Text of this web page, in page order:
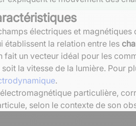
électriques et
établissent la relation entre les
un vecteur idéal pour les
la vitesse de la lumière. Pour
.
particulière,
selon le contexte de son